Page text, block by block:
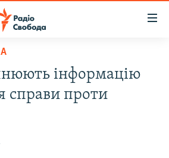
інформацію
справи проти